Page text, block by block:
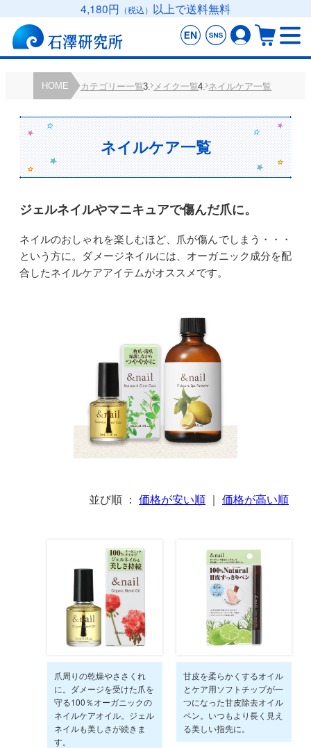
4,180円 （税込） 以上で送料無料
HOME カテゴリー一覧 メイク一覧 ネイルケア一覧
ネイルケア一覧
ジェルネイルやマニキュアで傷んだ爪に。
ネイルのおしゃれを楽しむほど、爪が傷んでしまう・・・
という方に。ダメージネイルには、オーガニック成分を配
合したネイルケアアイテムがオススメです。
並び順 ： 価格が安い順 ｜ 価格が高い順
爪周りの乾燥やささくれ
に。ダメージを受けた爪を
守る100％オーガニックの
ネイルケアオイル。ジェル
ネイルも美しさが続きま
す。
甘皮を柔らかくするオイル
とケア用ソフトチップが一
つになった甘皮除去オイル
ペン。いつもより長く見え
る美しい指先に。